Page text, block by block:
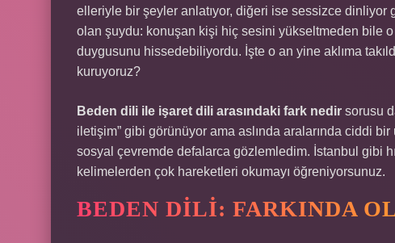
elleriyle bir şeyler anlatıyor, diğeri ise sessizce dinliyor
olan şuydu: konuşan kişi hiç sesini yükseltmeden bile
duygusunu hissedebiliyordu. İşte o an yine aklıma
kuruyoruz?
Beden dili ile işaret dili arasındaki fark nedir sorusu
iletişim” gibi görünüyor ama aslında aralarında ciddi
sosyal çevremde defalarca gözlemledim. İstanbul gibi
kelimelerden çok hareketleri okumayı öğreniyorsunuz.
BEDEN DILI: FARKINDA